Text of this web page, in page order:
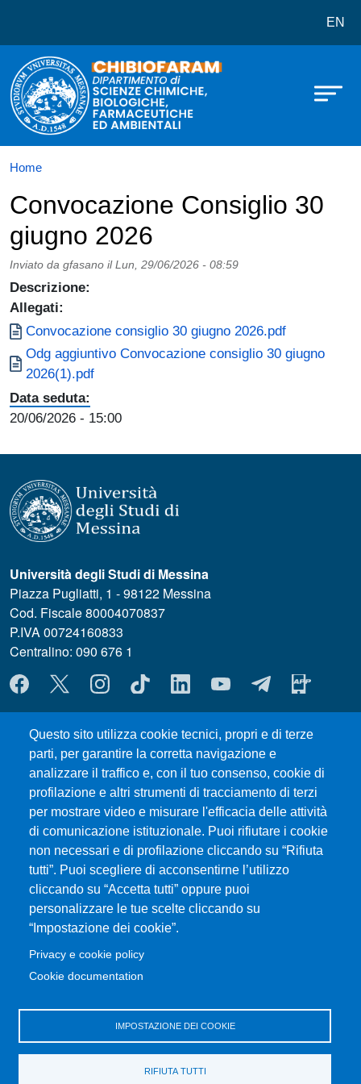
Dipartimento di Scienze EN
Home
Convocazione Consiglio 30
giugno 2026
Inviato da gfasano il Lun, 29/06/2026 - 08:59
Descrizione:
Allegati:
Documento
Convocazione consiglio 30 giugno 2026.pdf
Documento
Odg aggiuntivo Convocazione consiglio 30 giugno
2026(1).pdf
Data seduta:
20/06/2026 - 15:00
Questo sito utilizza cookie tecnici, propri e di terze
parti, per garantire la corretta navigazione e
analizzare il traffico e, con il tuo consenso, cookie di
profilazione e altri strumenti di tracciamento di terzi
per mostrare video e misurare l'efficacia delle attività
di comunicazione istituzionale. Puoi rifiutare i cookie
non necessari e di profilazione cliccando su “Rifiuta
tutti”. Puoi scegliere di acconsentirne l’utilizzo
cliccando su “Accetta tutti” oppure puoi
personalizzare le tue scelte cliccando su
“Impostazione dei cookie”.
Privacy e cookie policy
Cookie documentation
IMPOSTAZIONE DEI COOKIE
RIFIUTA TUTTI
Università degli Studi di Messina
Piazza Pugliatti, 1 - 98122 Messina
Cod. Fiscale 80004070837
P.IVA 00724160833
Centralino: 090 676 1
MENÙ SOCIAL
MENÙ FOOTER 1
Dove ci trovi
MODULISTICA ChiBioFarAm
Sedute dei Consigli
UniMeSTONE
Siti Tematici
Amministrazione Trasparente
Calendario Accademico
Mappa del sito
SitoWeb UniLav
Prenotazione Aule e Laboratori Didattici
Bandi e concorsi
Consulente di fiducia
Servizi di trasporto
Cambia idea sui cookie